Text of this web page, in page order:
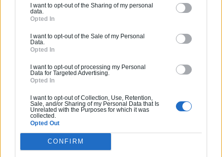
I want to opt-out of the Sharing of my personal
data.
Opted In
I want to opt-out of the Sale of my Personal
Data.
Opted In
I want to opt-out of processing my Personal
Data for Targeted Advertising.
Opted In
I want to opt-out of Collection, Use, Retention,
Sale, and/or Sharing of my Personal Data that Is
Unrelated with the Purposes for which it was
collected.
Opted Out
CONFIRM
Suivez-nous !
Calculateur Rénovation